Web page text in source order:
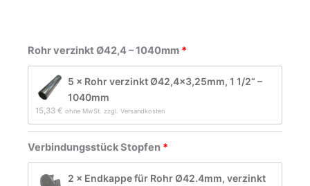
Rohr verzinkt Ø42,4 – 1040mm
5 × Rohr verzinkt Ø42,4×3,25mm, 1 1/2“ –
1040mm
15,33 € ohne MwSt. zzgl. Versandkosten
Verbindungsstück Stopfen
2 × Endkappe für Rohr Ø42.4mm, verzinkt
-
links
Menge